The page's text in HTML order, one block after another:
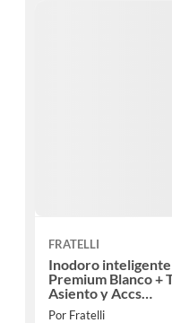
FRATELLI
Inodoro inteligente
Premium Blanco +
Asiento y Accs
680X400X450 -
Por Fratelli